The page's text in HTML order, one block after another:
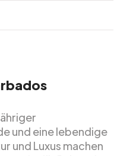
und eine lebendige
und Luxus machen